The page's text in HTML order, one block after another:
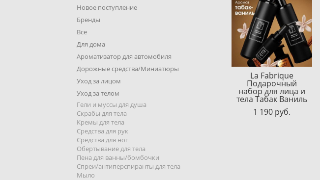
Новое поступление
Бренды
Все
Для дома
Ароматизатор для автомобиля
Дорожные средства/Миниатюры
Уход за лицом
Уход за телом
Гели и муссы для душа
Скрабы для тела
Кремы для тела
Средства для рук
Средства для ног
Обертывание для тела
Пена для ванны/бомбочки
Спреи/антиперспиранты для тела
Мыло
La Fabrique
Подарочный
набор для лица и
тела Табак Ваниль
1 190 pуб.